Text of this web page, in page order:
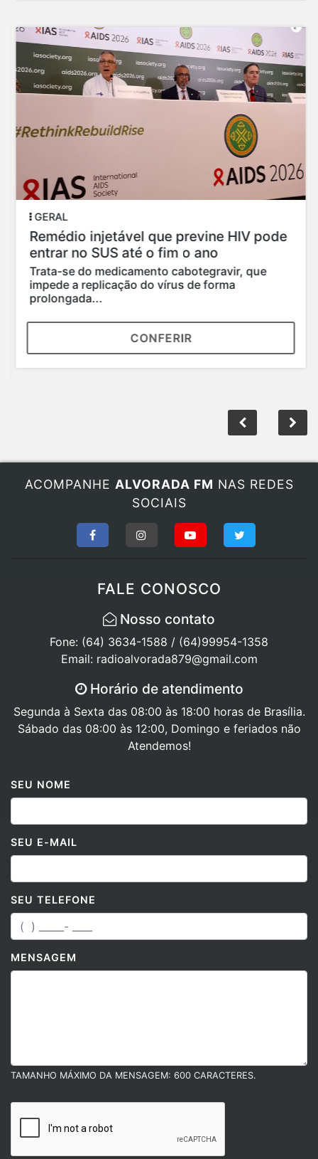
GERAL
Remédio injetável que previne HIV pode
entrar no SUS até o fim o ano
Trata-se do medicamento cabotegravir, que
impede a replicação do vírus de forma
prolongada...
CONFERIR
SOCIAIS
Fone: (64) 3634-1588 / (64)99954-1358
Email: radioalvorada879@gmail.com
Segunda à Sexta das 08:00 às 18:00 horas de Brasília.
Sábado das 08:00 às 12:00, Domingo e feriados não
Atendemos!
SEU E-MAIL
SEU TELEFONE
MENSAGEM
TAMANHO MÁXIMO DA MENSAGEM: 600 CARACTERES.